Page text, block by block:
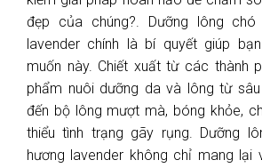
đẹp của chúng?. Dưỡng lông
lavender chính là bí quyết giúp
muốn này. Chiết xuất từ các thành
phẩm nuôi dưỡng da và lông từ
đến bộ lông mượt mà, bóng khỏe,
thiểu tình trạng gãy rụng. Dưỡng
hương lavender không chỉ mang lại